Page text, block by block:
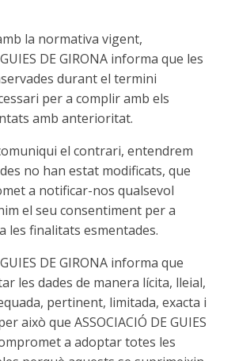
la normativa vigent,
DE GIRONA informa que les
durant el termini
per a complir amb els
amb anterioritat.
el contrari, entendrem
no han estat modificats, que
a notificar-nos qualsevol
el seu consentiment per a
les finalitats esmentades.
DE GIRONA informa que
les dades de manera lícita, lleial,
pertinent, limitada, exacta i
això que ASSOCIACIÓ DE GUIES
a adoptar totes les